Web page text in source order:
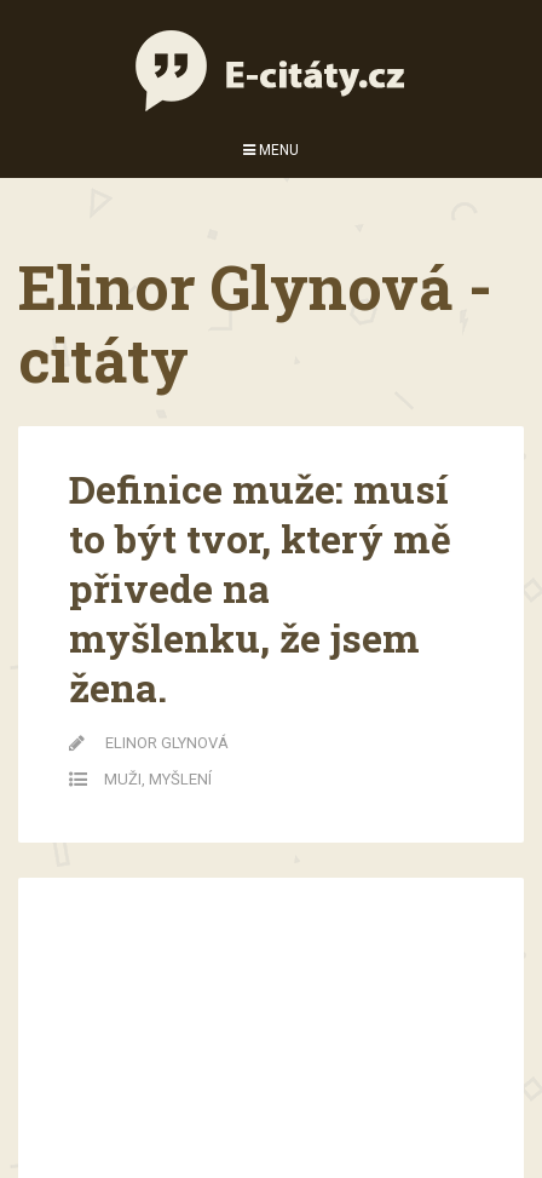
MENU
Elinor Glynová -
citáty
Definice muže: musí
to být tvor, který mě
přivede na
myšlenku, že jsem
žena.
ELINOR GLYNOVÁ
MUŽI, MYŠLENÍ